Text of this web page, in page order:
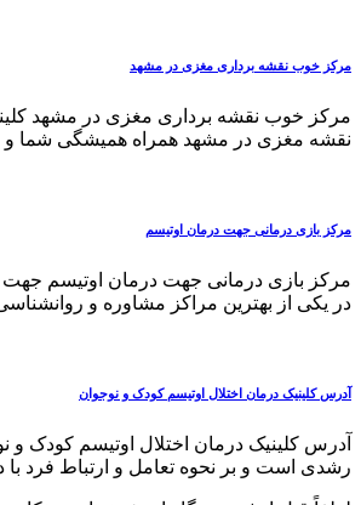
مرکز خوب نقشه برداری مغزی در مشهد
مرکز خوب نقشه برداری مغزی در مشهد
نقشه مغزی در مشهد همراه همیشگی شما و
مرکز بازی درمانی جهت درمان اوتیسم
مرکز بازی درمانی جهت درمان اوتیسم جهت
در یکی از بهترین مراکز مشاوره و
آدرس کلینیک درمان اختلال اوتیسم کودک و نوجوان
آدرس کلینیک درمان اختلال اوتیسم کودک و
رشدی است و بر نحوه تعامل و ارتباط فرد با